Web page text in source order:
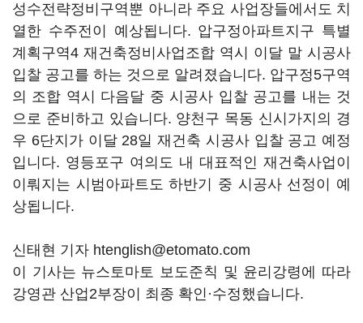
성수전략정비구역뿐 아니라 주요 사업장들에서도 치
열한 수주전이 예상됩니다. 압구정아파트지구 특별
계획구역4 재건축정비사업조합 역시 이달 말 시공사
입찰 공고를 하는 것으로 알려졌습니다. 압구정5구역
의 조합 역시 다음달 중 시공사 입찰 공고를 내는 것
으로 준비하고 있습니다. 양천구 목동 신시가지의 경
우 6단지가 이달 28일 재건축 시공사 입찰 공고 예정
입니다. 영등포구 여의도 내 대표적인 재건축사업이
이뤄지는 시범아파트도 하반기 중 시공사 선정이 예
상됩니다.
신태현 기자 htenglish@etomato.com
이 기사는 뉴스토마토 보도준칙 및 윤리강령에 따라
강영관 산업2부장이 최종 확인·수정했습니다.